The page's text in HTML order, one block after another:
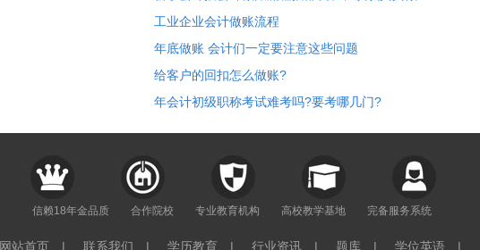
工业企业会计做账流程
年底做账 会计们一定要注意这些问题
给客户的回扣怎么做账?
年会计初级职称考试难考吗?要考哪几门?
信赖18年金品质 合作院校 专业教育机构 高校教学基地 完备服务系统
网站首页 | 联系我们 | 学历教育 | 行业资讯 | 题库 | 学位英语 |